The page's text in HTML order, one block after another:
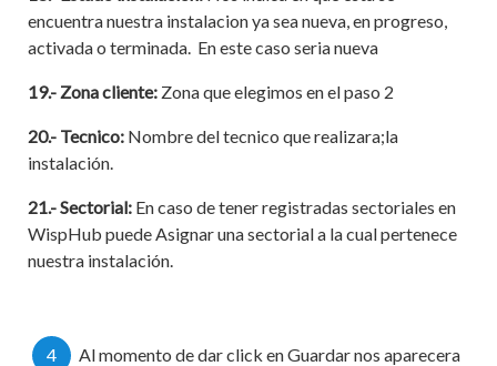
encuentra nuestra instalacion ya sea nueva, en progreso,
activada o terminada. En este caso seria nueva
19.- Zona cliente: Zona que elegimos en el paso 2
20.- Tecnico: Nombre del tecnico que realizara;la
instalación.
21.- Sectorial: En caso de tener registradas sectoriales en
WispHub puede Asignar una sectorial a la cual pertenece
nuestra instalación.
4
Al momento de dar click en Guardar nos aparecera